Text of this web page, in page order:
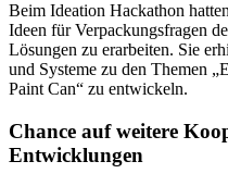
Beim Ideation Hackathon
Ideen für Verpackungsfragen
Lösungen zu erarbeiten. Sie
und Systeme zu den Themen
Paint Can“ zu entwickeln.
Chance auf weitere
Entwicklungen